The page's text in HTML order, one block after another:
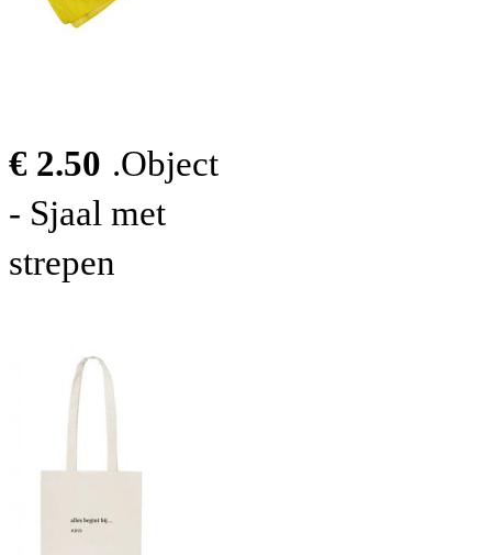
€ 2.50 .Object
- Sjaal met
strepen